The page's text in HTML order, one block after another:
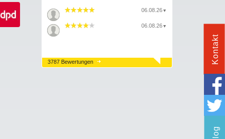
06.08.26 ▼
06.08.26 ▼
3787 Bewertungen Kontakt
Blog